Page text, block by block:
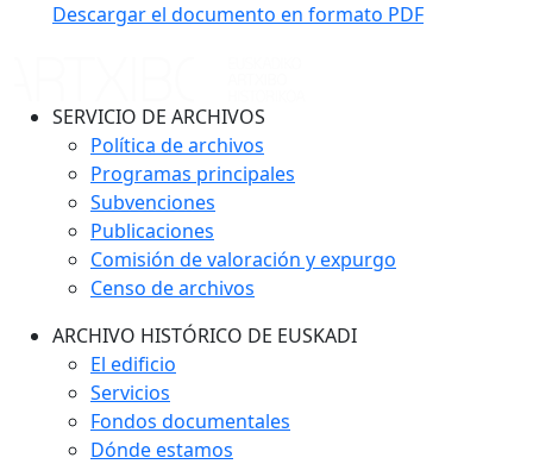
Descargar el documento en formato PDF
SERVICIO DE ARCHIVOS
Política de archivos
Programas principales
Subvenciones
Publicaciones
Comisión de valoración y expurgo
Censo de archivos
ARCHIVO HISTÓRICO DE EUSKADI
El edificio
Servicios
Fondos documentales
Dónde estamos